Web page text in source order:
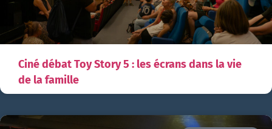
Ciné débat Toy Story 5 : les écrans dans la vie
de la famille